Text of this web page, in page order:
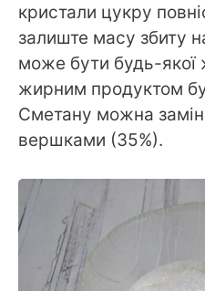
кристали цукру
залиште масу збиту
може бути будь-якої
жирним продуктом
Сметану можна
вершками (35%).